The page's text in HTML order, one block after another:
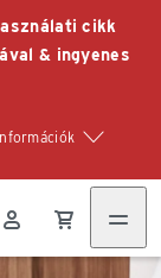
cikk
& ingyenes